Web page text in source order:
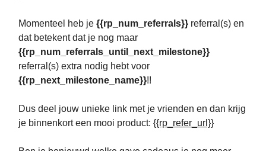
Momenteel heb je {{rp_num_referrals}} referral(s) en
dat betekent dat je nog maar
{{rp_num_referrals_until_next_milestone}}
referral(s) extra nodig hebt voor
{{rp_next_milestone_name}}!!
Dus deel jouw unieke link met je vrienden en dan krijg
je binnenkort een mooi product: {{rp_refer_url}}